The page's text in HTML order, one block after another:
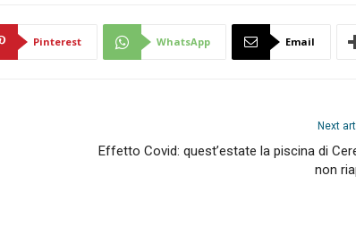
Pinterest WhatsApp Email
Next
Effetto Covid: quest’estate la piscina di
non